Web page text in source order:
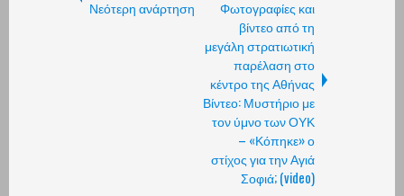
Νεότερη ανάρτηση
Φωτογραφίες και
βίντεο από τη
μεγάλη στρατιωτική
παρέλαση στο
κέντρο της Αθήνας
Βίντεο: Μυστήριο με
τον ύμνο των ΟΥΚ
– «Κόπηκε» ο
στίχος για την Αγιά
Σοφιά; (video)